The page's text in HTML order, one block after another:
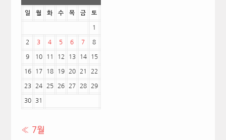
일 월 화 수 목 금 토
1
2 3 4 5 6 7 8
9 10 11 12 13 14 15
16 17 18 19 20 21 22
23 24 25 26 27 28 29
30 31
« 7월